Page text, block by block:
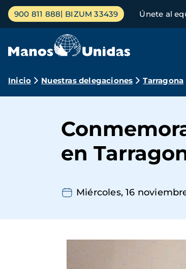
Pasar
contenido
Menú
principal
900 811 888 BIZUM 33439 Únete al
Ruta
navegación
Inicio Nuestras delegaciones Tarragona
en
Miércoles, 16